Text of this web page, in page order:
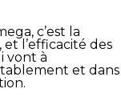
c’est la
l’efficacité des
vont à
et dans